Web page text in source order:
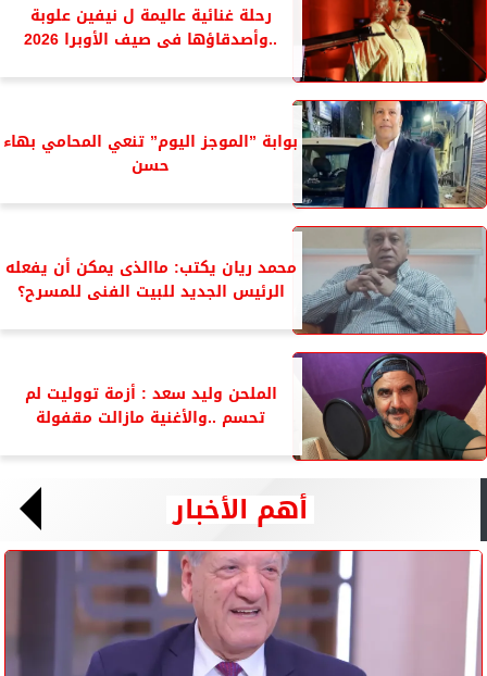
رحلة غنائية عاليمة ل نيفين علوبة
..وأصدقاؤها فى صيف الأوبرا 2026
بوابة ”الموجز اليوم” تنعي المحامي بهاء
حسن
محمد ريان يكتب: ماالذى يمكن أن يفعله
الرئيس الجديد للبيت الفنى للمسرح؟
الملحن وليد سعد : أزمة تووليت لم
تحسم ..والأغنية مازالت مقفولة
أهم الأخبار